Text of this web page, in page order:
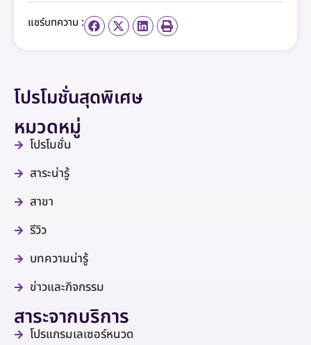
แชร์บทความ :
โปรโมชั่นสุดพิเศษ
หมวดหมู่
โปรโมชั่น
สาระน่ารู้
สาขา
รีวิว
บทความน่ารู้
ข่าวและกิจกรรม
สาระจากบริการ
โปรแกรมเลเซอร์หนวด